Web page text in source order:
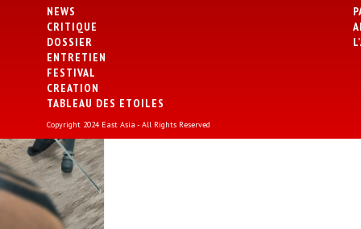
NEWS
CRITIQUE
DOSSIER
ENTRETIEN
FESTIVAL
CREATION
TABLEAU DES ETOILES
Copyright 2024 East Asia - All Rights Reserved